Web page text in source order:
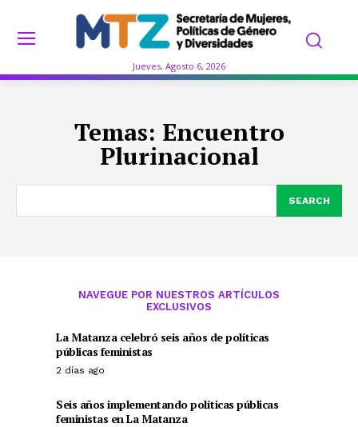
Jueves, Agosto 6, 2026
Temas: Encuentro
Plurinacional
SEARCH
NAVEGUE POR NUESTROS ARTÍCULOS
EXCLUSIVOS
La Matanza celebró seis años de políticas
públicas feministas
2 días ago
Seis años implementando políticas públicas
feministas en La Matanza